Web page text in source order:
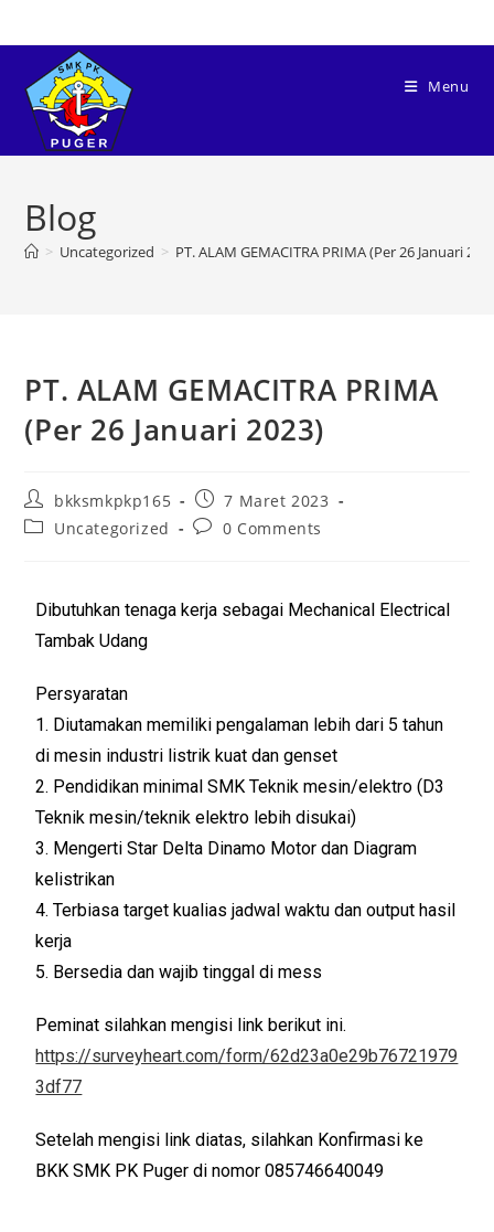
Menu
Blog
> Uncategorized > PT. ALAM GEMACITRA PRIMA (Per 26 Januari
PT. ALAM GEMACITRA PRIMA
(Per 26 Januari 2023)
bkksmkpkp165
7 Maret 2023
Uncategorized
0 Comments
Dibutuhkan tenaga kerja sebagai Mechanical Electrical
Tambak Udang
Persyaratan
1. Diutamakan memiliki pengalaman lebih dari 5 tahun
di mesin industri listrik kuat dan genset
2. Pendidikan minimal SMK Teknik mesin/elektro (D3
Teknik mesin/teknik elektro lebih disukai)
3. Mengerti Star Delta Dinamo Motor dan Diagram
kelistrikan
4. Terbiasa target kualias jadwal waktu dan output hasil
kerja
5. Bersedia dan wajib tinggal di mess
Peminat silahkan mengisi link berikut ini.
https://surveyheart.com/form/62d23a0e29b76721979
3df77
Setelah mengisi link diatas, silahkan Konfirmasi ke
BKK SMK PK Puger di nomor 085746640049